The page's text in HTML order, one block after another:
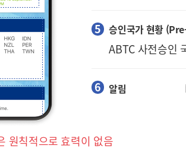
승인국가 현황
ABTC 사전승인
알림
원칙적으로 효력이 없음